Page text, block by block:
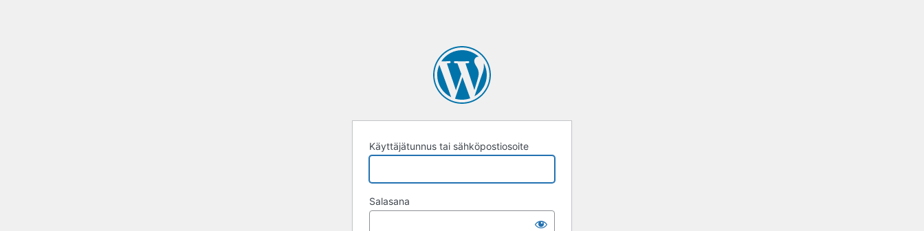
Käyttäjätunnus tai sähköpostiosoite
Salasana